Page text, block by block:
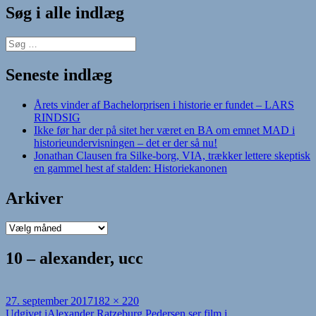
Søg i alle indlæg
Søg
efter:
Seneste indlæg
Årets vinder af Bachelorprisen i historie er fundet – LARS
RINDSIG
Ikke før har der på sitet her været en BA om emnet MAD i
historieundervisningen – det er der så nu!
Jonathan Clausen fra Silke-borg, VIA, trækker lettere skeptisk
en gammel hest af stalden: Historiekanonen
Arkiver
Arkiver
10 – alexander, ucc
Udgivet
i
27. september 2017Fuld
størrelse
182 × 220